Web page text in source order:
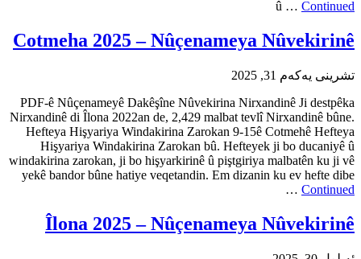
Cotmeha 2025 –
PDF-ê Nûçenameyê
Nirxandinê di Îlona 2022an de,
Hefteya Hişyariya
Hişyariya Windakirina
windakirina zarokan, ji bo
yekê bandor bûne hatiye
Îlona 2025 –